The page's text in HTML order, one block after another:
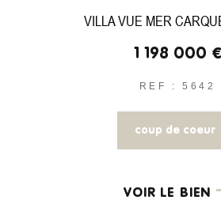
VILLA VUE MER
1 198 000 €
REF : 5642
coup de coeur
VOIR LE BIEN